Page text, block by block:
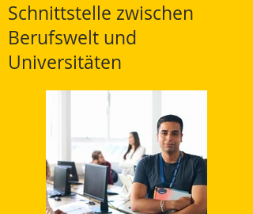
Schnittstelle zwischen
Berufswelt und
Universitäten